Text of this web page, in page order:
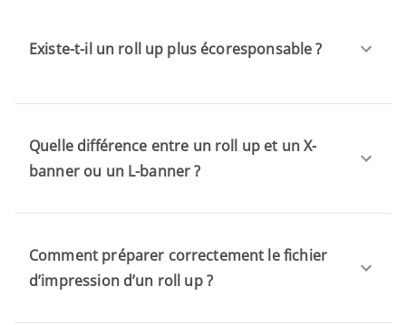
Existe-t-il un roll up plus écoresponsable ?
Quelle différence entre un roll up et un X-
banner ou un L-banner ?
Comment préparer correctement le fichier
d’impression d’un roll up ?